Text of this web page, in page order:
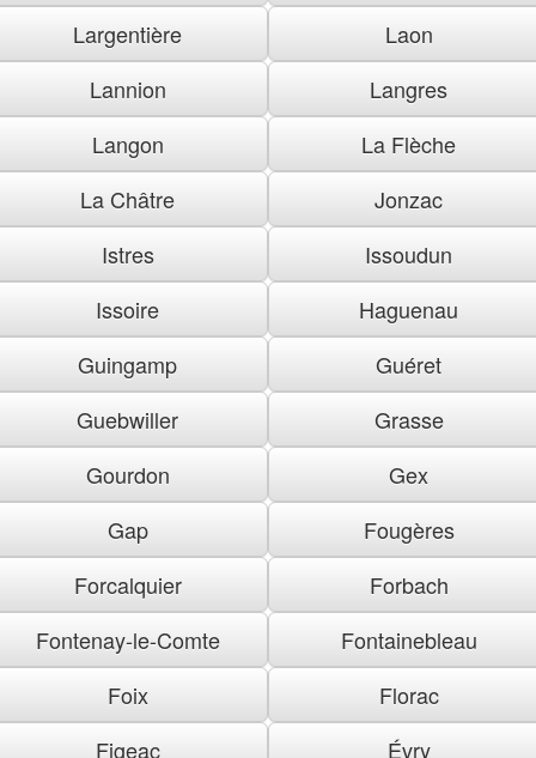
Largentière
Laon
Lannion
Langres
Langon
La Flèche
La Châtre
Jonzac
Istres
Issoudun
Issoire
Haguenau
Guingamp
Guéret
Guebwiller
Grasse
Gourdon
Gex
Gap
Fougères
Forcalquier
Forbach
Fontenay-le-Comte
Fontainebleau
Foix
Florac
Figeac
Évry